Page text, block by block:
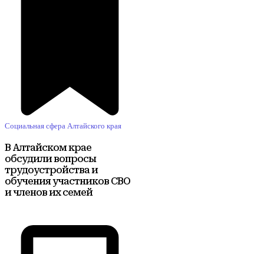
Социальная сфера Алтайского края
В Алтайском крае
обсудили вопросы
трудоустройства и
обучения участников СВО
и членов их семей